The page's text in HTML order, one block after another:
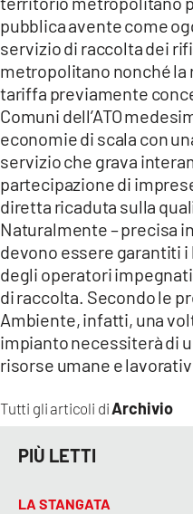
Tutti gli articoli diArchivio
pubblica avente come
servizio di raccolta dei
metropolitano nonché
tariffa previamente
Comuni dell’ATO
economie di scala con
servizio che grava
partecipazione di
diretta ricaduta sulla
Naturalmente – precisa
devono essere garantiti
degli operatori
di raccolta. Secondo le
Ambiente, infatti, una
impianto necessiterà di
risorse umane e
PIÙ LETTI
LA STANGATA